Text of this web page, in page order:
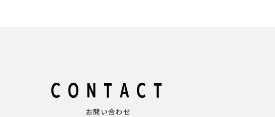
CONTACT
お問い合わせ